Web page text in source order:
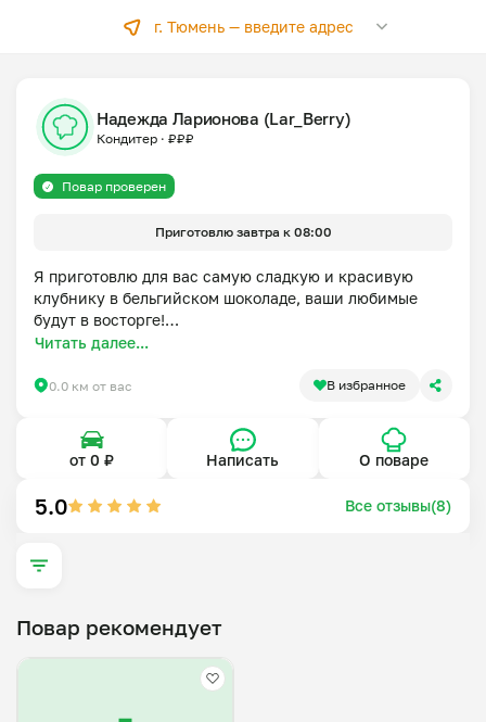
г. Тюмень — введите адрес
Надежда Ларионова (Lar_Berry)
Кондитер · ₽₽₽
Повар проверен
Приготовлю завтра к 08:00
Я приготовлю для вас самую сладкую и красивую
клубнику в бельгийском шоколаде, ваши любимые
будут в восторге!
Королевские финики в бельгийском шоколаде с
вкусовые рецепторы !
Аренда шоколадного фонтана!
Читать далее...
0.0 км от вас В избранное
от 0 ₽ Написать О поваре
5.0 Все отзывы(8)
Повар рекомендует